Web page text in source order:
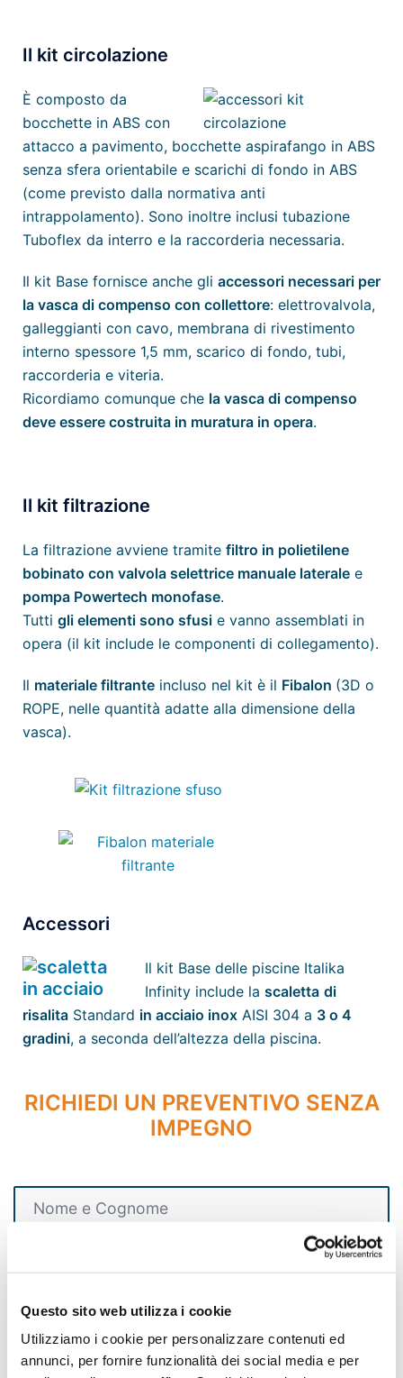
Questo sito web utilizza i cookie
Utilizziamo i cookie per personalizzare contenuti ed
annunci, per fornire funzionalità dei social media e per
Il kit circolazione
È composto da
bocchette in ABS con
attacco a pavimento, bocchette aspirafango in ABS
senza sfera orientabile e scarichi di fondo in ABS
(come previsto dalla normativa anti
intrappolamento). Sono inoltre inclusi tubazione
Tuboflex da interro e la raccorderia necessaria.
Il kit Base fornisce anche gli accessori necessari per
la vasca di compenso con collettore: elettrovalvola,
galleggianti con cavo, membrana di rivestimento
interno spessore 1,5 mm, scarico di fondo, tubi,
raccorderia e viteria.
Ricordiamo comunque che la vasca di compenso
deve essere costruita in muratura in opera.
Il kit filtrazione
La filtrazione avviene tramite filtro in polietilene
bobinato con valvola selettrice manuale laterale e
pompa Powertech monofase.
Tutti gli elementi sono sfusi e vanno assemblati in
opera (il kit include le componenti di collegamento).
Il materiale filtrante incluso nel kit è il Fibalon (3D o
ROPE, nelle quantità adatte alla dimensione della
vasca).
Accessori
Il kit Base delle piscine Italika
Infinity include la scaletta di
risalita Standard in acciaio inox AISI 304 a 3 o 4
gradini, a seconda dell’altezza della piscina.
RICHIEDI UN PREVENTIVO SENZA
IMPEGNO